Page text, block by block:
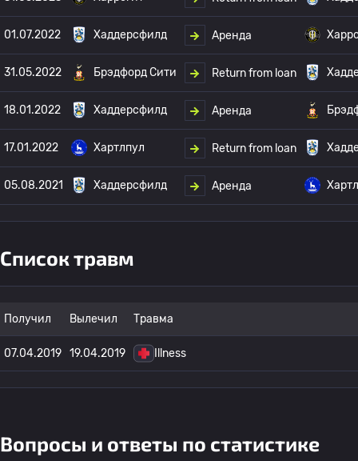
01.07.2022 Хаддерсфилд Аренда
31.05.2022 Брэдфорд Сити Return from loan
18.01.2022 Хаддерсфилд Аренда
17.01.2022 Хартлпул Return from loan
05.08.2021 Хаддерсфилд Аренда
Список травм
Получил Вылечил Травма
07.04.2019 19.04.2019 Illness
Вопросы и ответы по статистике